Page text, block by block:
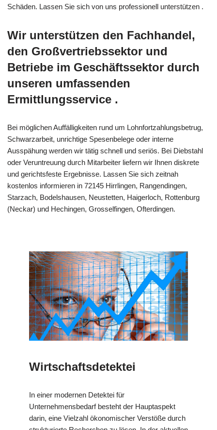
Schäden. Lassen Sie sich von uns professionell unterstützen .
Wir unterstützen den Fachhandel,
den Großvertriebssektor und
Betriebe im Geschäftssektor durch
unseren umfassenden
Ermittlungsservice .
Bei möglichen Auffälligkeiten rund um Lohnfortzahlungsbetrug,
Schwarzarbeit, unrichtige Spesenbelege oder interne
Ausspähung werden wir tätig schnell und seriös. Bei Diebstahl
oder Veruntreuung durch Mitarbeiter liefern wir Ihnen diskrete
und gerichtsfeste Ergebnisse. Lassen Sie sich zeitnah
kostenlos informieren in 72145 Hirrlingen, Rangendingen,
Starzach, Bodelshausen, Neustetten, Haigerloch, Rottenburg
(Neckar) und Hechingen, Grosselfingen, Ofterdingen.
Wirtschaftsdetektei
In einer modernen Detektei für
Unternehmensbedarf besteht der Hauptaspekt
darin, eine Vielzahl ökonomischer Verstöße durch